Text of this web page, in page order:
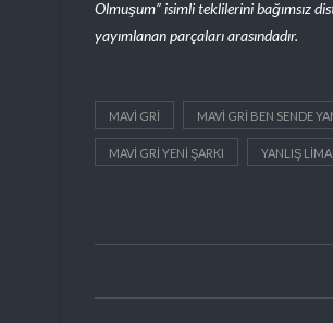
Olmuşum” isimli teklilerini bağımsız
yayımlanan parçaları arasındadır.
MAVI GRI MAVI GRI BEN SENDE
MAVI GRI YENI ŞARKI YANLIŞ